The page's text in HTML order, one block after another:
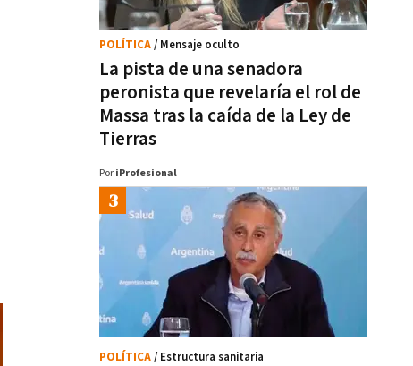
La pista de una senadora
peronista que revelaría el rol de
Massa tras la caída de la Ley de
Tierras
POLÍTICA/ Mensaje oculto
Por iProfesional
POLÍTICA/ Estructura sanitaria